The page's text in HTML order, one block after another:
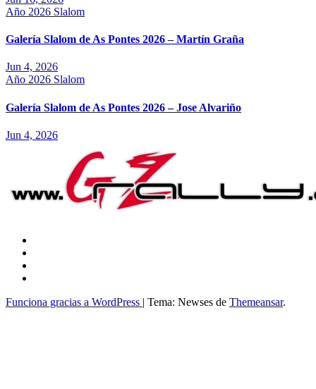
Año 2026 Slalom
Galería Slalom de As Pontes 2026 – Martín Graña
Jun 4, 2026
Año 2026 Slalom
Galería Slalom de As Pontes 2026 – Jose Alvariño
Jun 4, 2026
Funciona gracias a WordPress | Tema: Newses de Themeansar.